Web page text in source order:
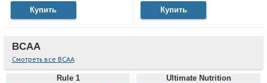
Купить Купить
BCAA
Смотреть все BCAA
Rule 1 Ultimate Nutrition